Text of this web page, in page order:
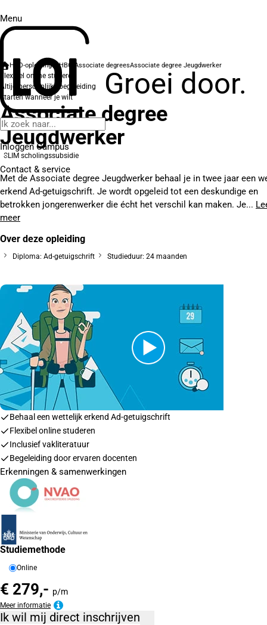
Menu
Groei door.
Inloggen Campus
Contact & service
HBO-opleidingenHBO Associate degreesAssociate degree Jeugdwerker
Flexibel online studeren
Altijd persoonlijke begeleiding
Starten wanneer je wilt
Associate degree
Jeugdwerker
SLIM scholingssubsidie
Met de Associate degree Jeugdwerker behaal je in twee jaar een
erkend Ad-getuigschrift. Je wordt opgeleid tot een deskundige en
betrokken jongerenwerker die écht het verschil kan maken. Je...
meer
Over deze opleiding
Diploma: Ad-getuigschrift Studieduur: 24 maanden
Behaal een wettelijk erkend Ad-getuigschrift
Flexibel online studeren
Inclusief vakliteratuur
Begeleiding door ervaren docenten
Erkenningen & samenwerkingen
Studiemethode
Online
€ 279,- p/m
Meer informatie
Ik wil mij direct inschrijven